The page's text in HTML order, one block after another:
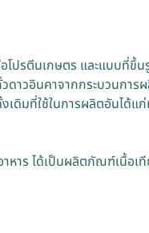
รตีนเกษตร และแบบที่ขึ้น
าวอินคาจากกระบวนการ
ดิมที่ใช้ในการผลิตอันได้แ
หาร ได้เป็นผลิตภัณฑ์เนื้อเ